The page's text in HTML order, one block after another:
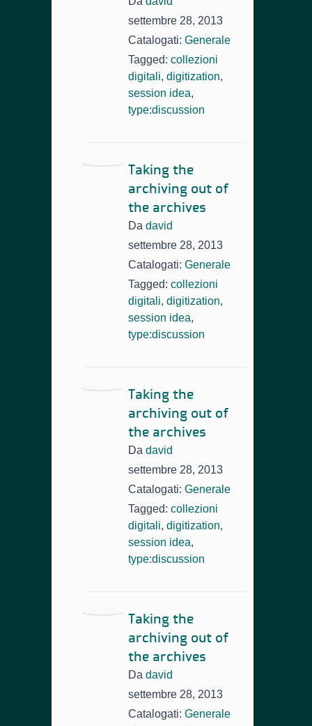
settembre 28, 2013
Catalogati: Generale
Tagged: collezioni
digitali, digitization,
session idea,
type:discussion
Taking the
archiving out of
the archives
Da david
settembre 28, 2013
Catalogati: Generale
Tagged: collezioni
digitali, digitization,
session idea,
type:discussion
Taking the
archiving out of
the archives
Da david
settembre 28, 2013
Catalogati: Generale
Tagged: collezioni
digitali, digitization,
session idea,
type:discussion
Taking the
archiving out of
the archives
Da david
settembre 28, 2013
Catalogati: Generale